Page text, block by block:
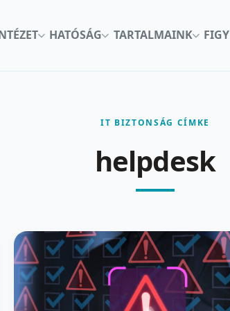
HATÓSÁG TARTALMAINK
IT BIZTONSÁG CÍMKE
helpdesk